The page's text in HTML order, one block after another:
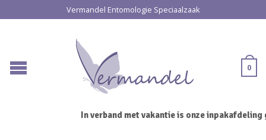
Vermandel Entomologie Speciaalzaak
0
In verband met vakantie is onze inpakafdeling